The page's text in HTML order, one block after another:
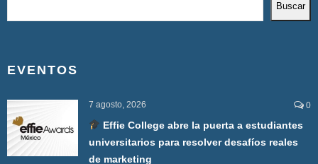
Buscar
EVENTOS
7 agosto, 2026 0
Effie College abre la puerta a estudiantes
universitarios para resolver desafíos reales
de marketing